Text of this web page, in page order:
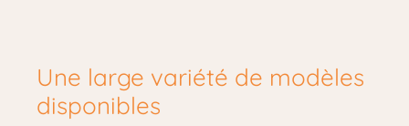
Une large variété de modèles
disponibles